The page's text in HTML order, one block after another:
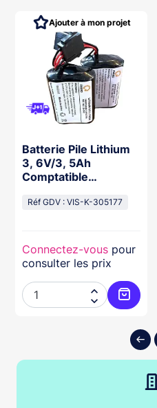
au panier
Batterie Pile Lithium
3, 6V/3, 5Ah
Comptatible
Réf GDV : VIS-K-305177
Connectez-vous pour
consulter les prix


Ajouter à mon projet